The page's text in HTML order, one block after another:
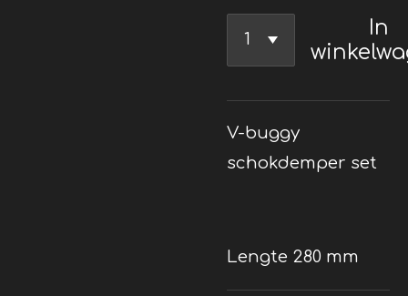
In
V-buggy
schokdemper set
Lengte 280 mm